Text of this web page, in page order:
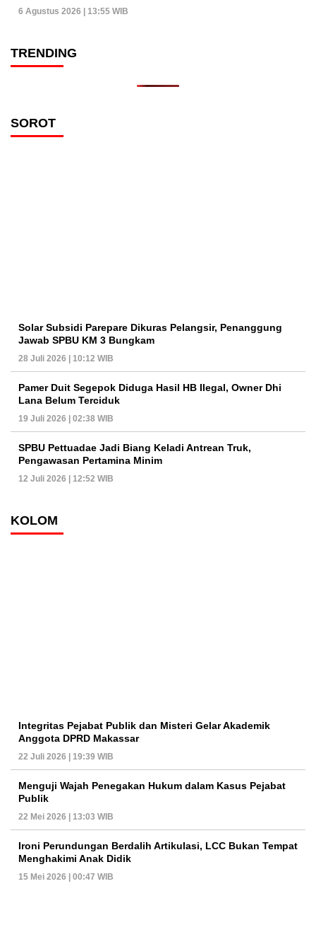
6 Agustus 2026 | 13:55 WIB
TRENDING
SOROT
Solar Subsidi Parepare Dikuras Pelangsir, Penanggung
Jawab SPBU KM 3 Bungkam
28 Juli 2026 | 10:12 WIB
Pamer Duit Segepok Diduga Hasil HB Ilegal, Owner Dhi
Lana Belum Terciduk
19 Juli 2026 | 02:38 WIB
SPBU Pettuadae Jadi Biang Keladi Antrean Truk,
Pengawasan Pertamina Minim
12 Juli 2026 | 12:52 WIB
KOLOM
Integritas Pejabat Publik dan Misteri Gelar Akademik
Anggota DPRD Makassar
22 Juli 2026 | 19:39 WIB
Menguji Wajah Penegakan Hukum dalam Kasus Pejabat
Publik
22 Mei 2026 | 13:03 WIB
Ironi Perundungan Berdalih Artikulasi, LCC Bukan Tempat
Menghakimi Anak Didik
15 Mei 2026 | 00:47 WIB